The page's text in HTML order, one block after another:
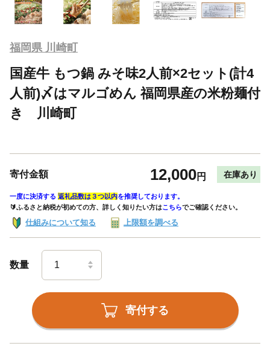
福岡県 川崎町
国産牛 もつ鍋 みそ味2人前×2セット(計4
人前)〆はマルゴめん 福岡県産の米粉麺付
き 川崎町
寄付金額 12,000円 在庫あり
一度に決済する 返礼品数は３つ以内を推奨しております。
🔰ふるさと納税が初めての方、詳しく知りたい方はこちらでご確認ください。
仕組みについて知る 上限額を調べる
数量
寄付する